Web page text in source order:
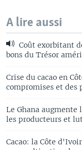
A lire aussi
Coût exorbitant
bons du Trésor
Crise du cacao en
compromises et des
Le Ghana augmente
les producteurs et
Cacao: la Côte